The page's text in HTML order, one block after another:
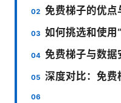
免费梯子的优点
如何挑选和使用
免费梯子与数据
深度对比：免